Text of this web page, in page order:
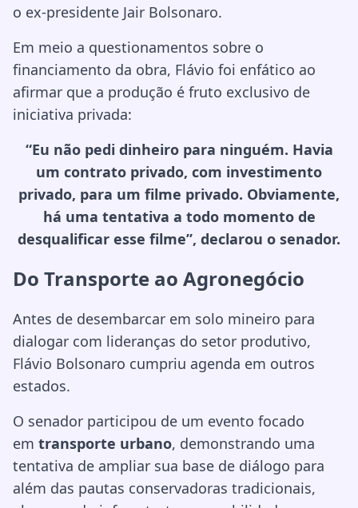
o ex-presidente Jair Bolsonaro.
Em meio a questionamentos sobre o
financiamento da obra, Flávio foi enfático ao
afirmar que a produção é fruto exclusivo de
iniciativa privada:
“Eu não pedi dinheiro para ninguém. Havia
um contrato privado, com investimento
privado, para um filme privado. Obviamente,
há uma tentativa a todo momento de
desqualificar esse filme”, declarou o senador.
Do Transporte ao Agronegócio
Antes de desembarcar em solo mineiro para
dialogar com lideranças do setor produtivo,
Flávio Bolsonaro cumpriu agenda em outros
estados.
O senador participou de um evento focado
em transporte urbano, demonstrando uma
tentativa de ampliar sua base de diálogo para
além das pautas conservadoras tradicionais,